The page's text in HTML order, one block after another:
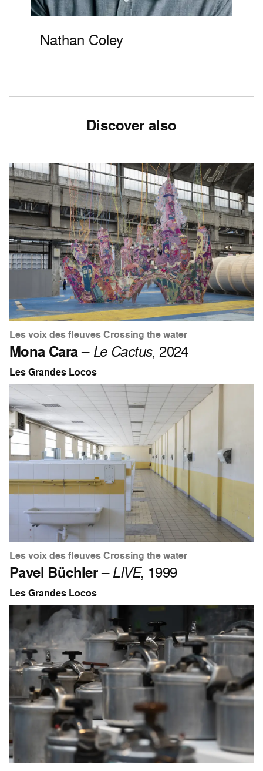
Nathan Coley
Discover also
Les voix des fleuves Crossing the water
Mona Cara– Le Cactus, 2024
Les Grandes Locos
Les voix des fleuves Crossing the water
Pavel Büchler–LIVE, 1999
Les Grandes Locos